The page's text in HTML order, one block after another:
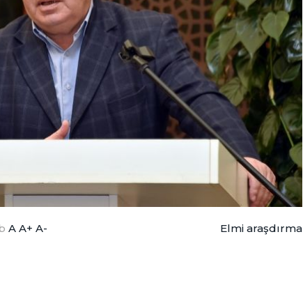
A A+ A- Elmi araşdırma